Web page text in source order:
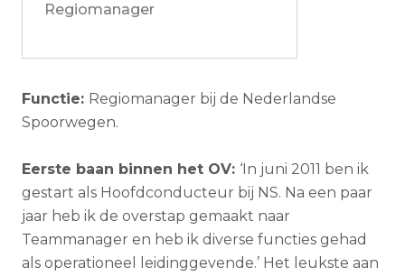
Regiomanager
Functie: Regiomanager bij de Nederlandse
Spoorwegen.
Eerste baan binnen het OV: ‘In juni 2011 ben ik
gestart als Hoofdconducteur bij NS. Na een paar
jaar heb ik de overstap gemaakt naar
Teammanager en heb ik diverse functies gehad
als operationeel leidinggevende.’ Het leukste aan